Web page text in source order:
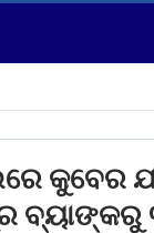
କୁବେର
ବ୍ୟାଙ୍କରୁ